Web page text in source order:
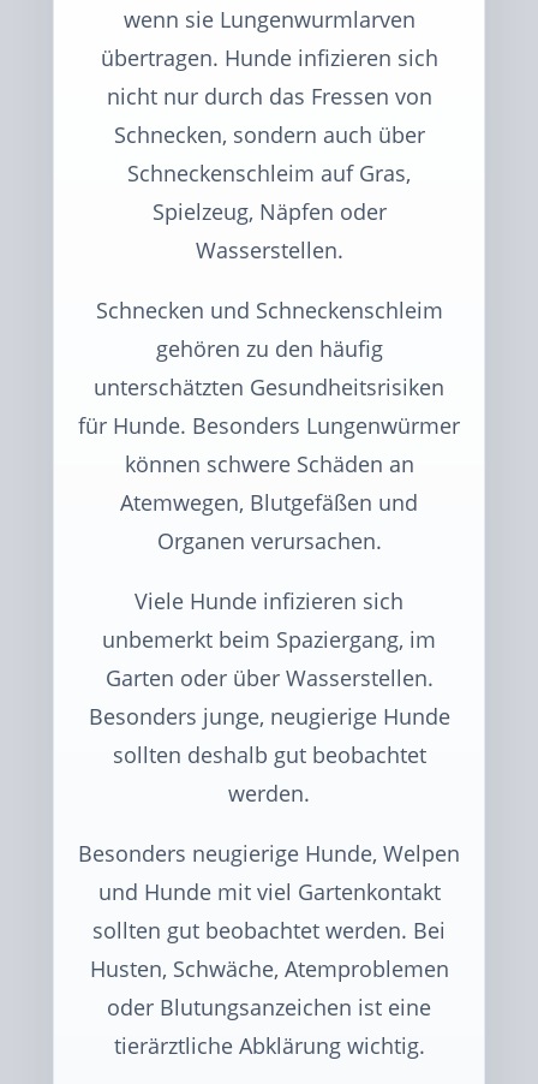
wenn sie Lungenwurmlarven
übertragen. Hunde infizieren sich
nicht nur durch das Fressen von
Schnecken, sondern auch über
Schneckenschleim auf Gras,
Spielzeug, Näpfen oder
Wasserstellen.
Schnecken und Schneckenschleim
gehören zu den häufig
unterschätzten Gesundheitsrisiken
für Hunde. Besonders Lungenwürmer
können schwere Schäden an
Atemwegen, Blutgefäßen und
Organen verursachen.
Viele Hunde infizieren sich
unbemerkt beim Spaziergang, im
Garten oder über Wasserstellen.
Besonders junge, neugierige Hunde
sollten deshalb gut beobachtet
werden.
Besonders neugierige Hunde, Welpen
und Hunde mit viel Gartenkontakt
sollten gut beobachtet werden. Bei
Husten, Schwäche, Atemproblemen
oder Blutungsanzeichen ist eine
tierärztliche Abklärung wichtig.